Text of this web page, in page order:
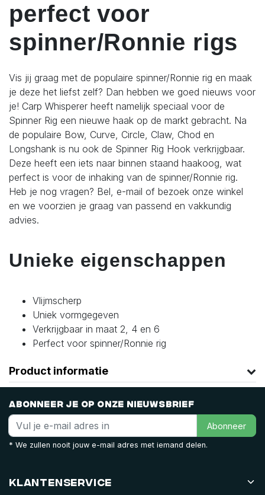
perfect voor
spinner/Ronnie rigs
Vis jij graag met de populaire spinner/Ronnie rig en maak
je deze het liefst zelf? Dan hebben we goed nieuws voor
je! Carp Whisperer heeft namelijk speciaal voor de
Spinner Rig een nieuwe haak op de markt gebracht. Na
de populaire Bow, Curve, Circle, Claw, Chod en
Longshank is nu ook de Spinner Rig Hook verkrijgbaar.
Deze heeft een iets naar binnen staand haakoog, wat
perfect is voor de inhaking van de spinner/Ronnie rig.
Heb je nog vragen? Bel, e-mail of bezoek onze winkel
en we voorzien je graag van passend en vakkundig
advies.
Unieke eigenschappen
Vlijmscherp
Uniek vormgegeven
Verkrijgbaar in maat 2, 4 en 6
Perfect voor spinner/Ronnie rig
Product informatie
Abonneer je op onze nieuwsbrief
Abonneer
* We zullen nooit jouw e-mail adres met iemand delen.
Klantenservice